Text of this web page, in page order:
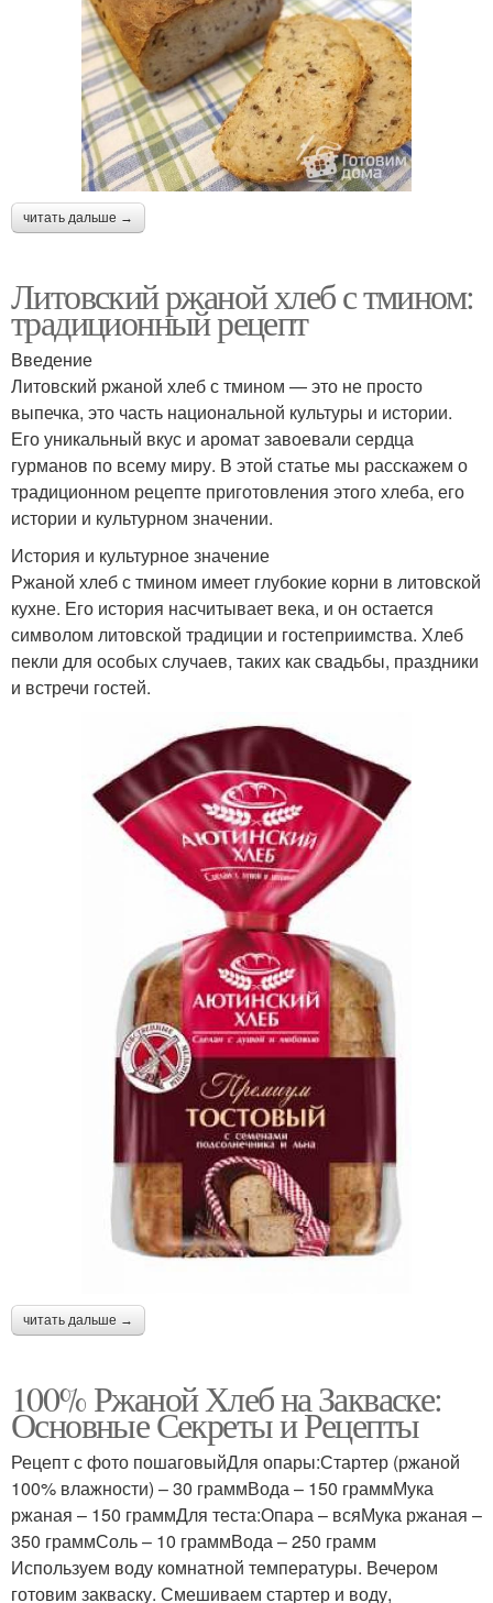
читать дальше →
Литовский ржаной хлеб с тмином:
традиционный рецепт
Введение
Литовский ржаной хлеб с тмином — это не просто
выпечка, это часть национальной культуры и истории.
Его уникальный вкус и аромат завоевали сердца
гурманов по всему миру. В этой статье мы расскажем о
традиционном рецепте приготовления этого хлеба, его
истории и культурном значении.
История и культурное значение
Ржаной хлеб с тмином имеет глубокие корни в литовской
кухне. Его история насчитывает века, и он остается
символом литовской традиции и гостеприимства. Хлеб
пекли для особых случаев, таких как свадьбы, праздники
и встречи гостей.
читать дальше →
100% Ржаной Хлеб на Закваске:
Основные Секреты и Рецепты
Рецепт с фото пошаговыйДля опары:Стартер (ржаной
100% влажности) – 30 граммВода – 150 граммМука
ржаная – 150 граммДля теста:Опара – всяМука ржаная –
350 граммСоль – 10 граммВода – 250 грамм
Используем воду комнатной температуры. Вечером
готовим закваску. Смешиваем стартер и воду,